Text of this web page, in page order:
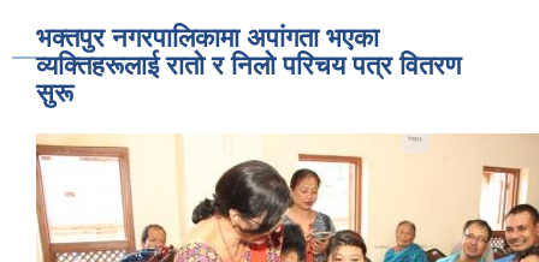
भक्तपुर नगरपालिकामा अपांगता भएका
व्यक्तिहरूलाई रातो र निलो परिचय पत्र वितरण
सुरू